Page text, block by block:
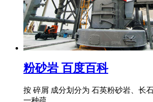
粉砂岩 百度百科
按 碎屑 成分划分为 石英粉砂岩、长
一种疏 .